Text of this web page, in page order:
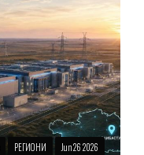
РЕГИОНИ Jun 26 2026